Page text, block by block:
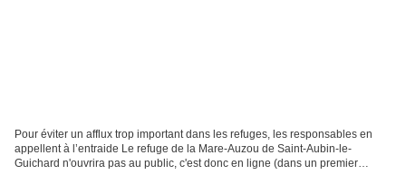
Pour éviter un afflux trop important dans les refuges, les responsables en
appellent à l’entraide Le refuge de la Mare-Auzou de Saint-Aubin-le-
Guichard n'ouvrira pas au public, c'est donc en ligne (dans un premier